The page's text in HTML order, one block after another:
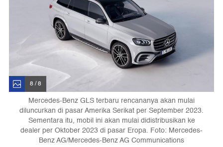
8 / 8
Mercedes-Benz GLS terbaru rencananya akan mulai
diluncurkan di pasar Amerika Serikat per September 2023.
Sementara itu, mobil ini akan mulai didistribusikan ke
dealer per Oktober 2023 di pasar Eropa. Foto: Mercedes-
Benz AG/Mercedes-Benz AG Communications